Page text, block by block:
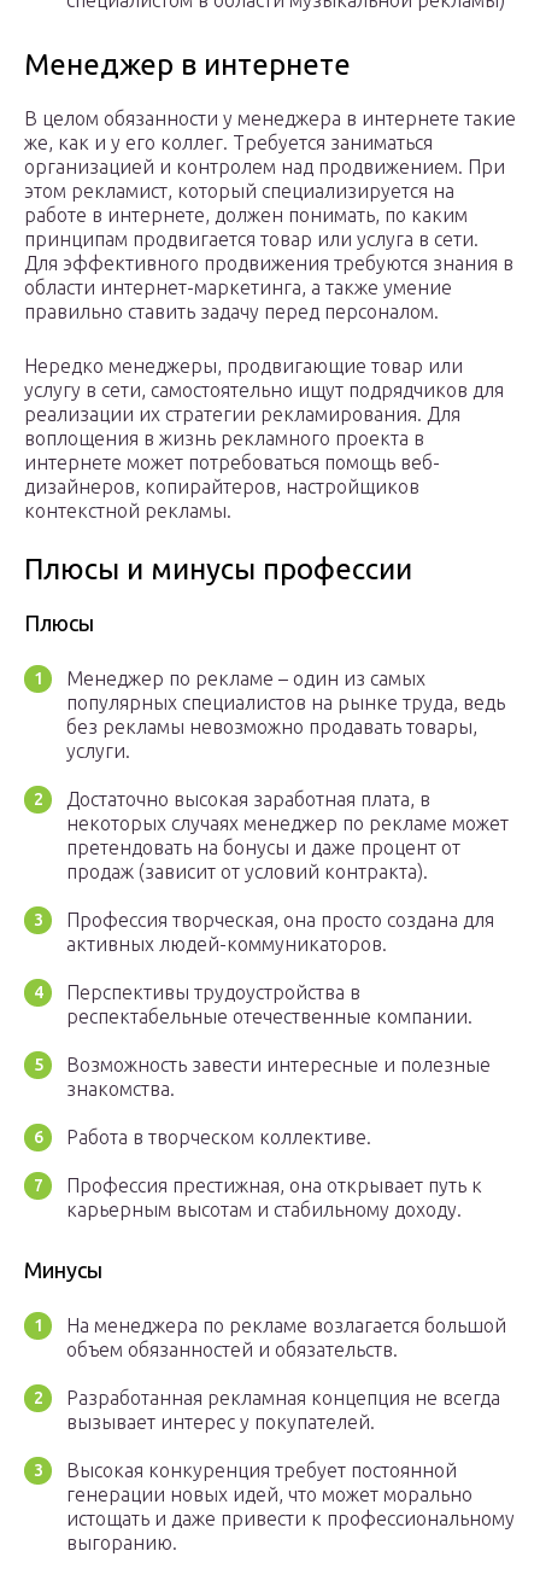
Менеджер в интернете
В целом обязанности у менеджера в интернете такие
же, как и у его коллег. Требуется заниматься
организацией и контролем над продвижением. При
этом рекламист, который специализируется на
работе в интернете, должен понимать, по каким
принципам продвигается товар или услуга в сети.
Для эффективного продвижения требуются знания в
области интернет-маркетинга, а также умение
правильно ставить задачу перед персоналом.
Нередко менеджеры, продвигающие товар или
услугу в сети, самостоятельно ищут подрядчиков для
реализации их стратегии рекламирования. Для
воплощения в жизнь рекламного проекта в
интернете может потребоваться помощь веб-
дизайнеров, копирайтеров, настройщиков
контекстной рекламы.
Плюсы и минусы профессии
Плюсы
Менеджер по рекламе – один из самых
популярных специалистов на рынке труда, ведь
без рекламы невозможно продавать товары,
услуги.
Достаточно высокая заработная плата, в
некоторых случаях менеджер по рекламе может
претендовать на бонусы и даже процент от
продаж (зависит от условий контракта).
Профессия творческая, она просто создана для
активных людей-коммуникаторов.
Перспективы трудоустройства в
респектабельные отечественные компании.
Возможность завести интересные и полезные
знакомства.
Работа в творческом коллективе.
Профессия престижная, она открывает путь к
карьерным высотам и стабильному доходу.
Минусы
На менеджера по рекламе возлагается большой
объем обязанностей и обязательств.
Разработанная рекламная концепция не всегда
вызывает интерес у покупателей.
Высокая конкуренция требует постоянной
генерации новых идей, что может морально
истощать и даже привести к профессиональному
выгоранию.